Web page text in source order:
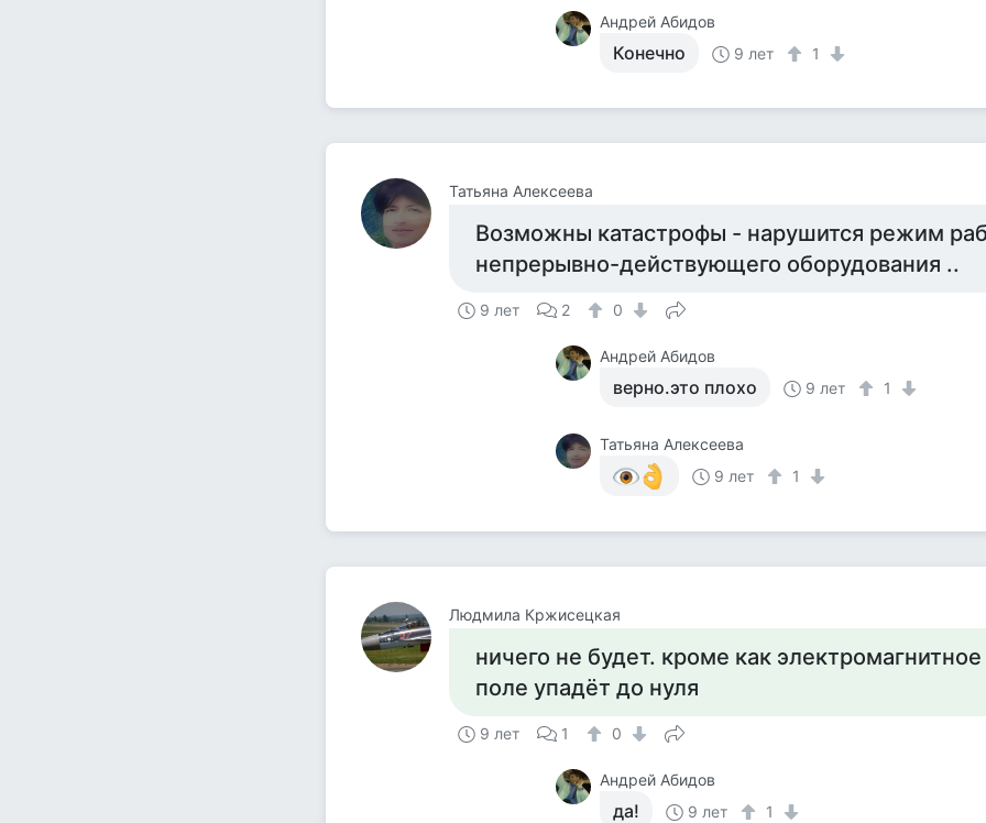
Андрей Абидов
Конечно 9 лет 1
Татьяна Алексеева
Возможны катастрофы - нарушится режим
непрерывно-действующего оборудования ..
9 лет 2 0
Андрей Абидов
верно.это плохо 9 лет 1
Татьяна Алексеева
9 лет
1
Людмила Кржисецкая
ничего не будет. кроме как
поле упадёт до нуля
9 лет 1 0
Андрей Абидов
да! 9 лет 1